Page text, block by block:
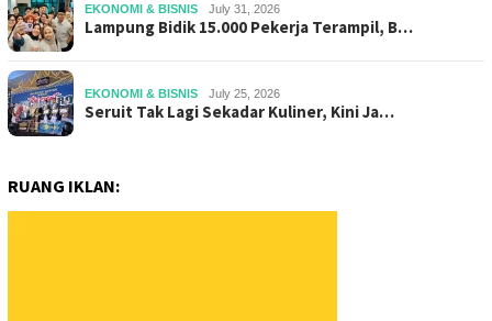
EKONOMI & BISNIS July 31, 2026
Lampung Bidik 15.000 Pekerja Terampil, B…
EKONOMI & BISNIS July 25, 2026
Seruit Tak Lagi Sekadar Kuliner, Kini Ja…
RUANG IKLAN: